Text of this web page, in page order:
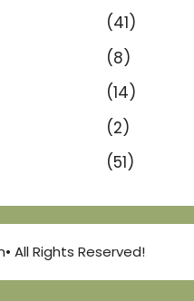
(41)
(8)
(14)
(2)
(51)
All Rights Reserved!